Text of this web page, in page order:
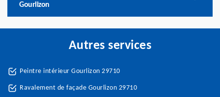
Gourlizon
Autres services
Peintre intérieur Gourlizon 29710
Ravalement de façade Gourlizon 29710